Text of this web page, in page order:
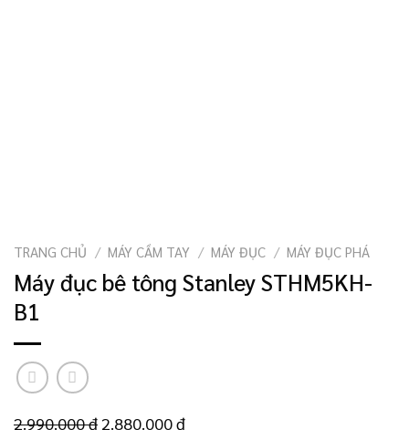
TRANG CHỦ / MÁY CẦM TAY / MÁY ĐỤC / MÁY ĐỤC PHÁ
Máy đục bê tông Stanley STHM5KH-
B1
2.990.000₫Giá
2.880.000₫Giá